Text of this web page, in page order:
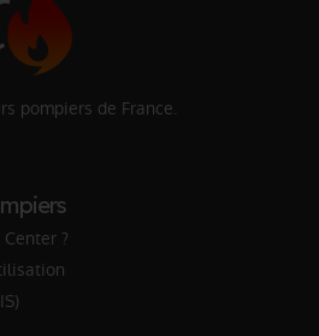
pompiers de France.
?